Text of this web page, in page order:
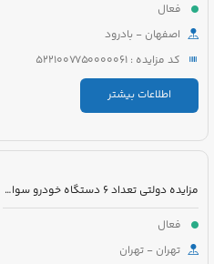
فعال
اصفهان - بادرود
کد مزایده : 5221007750000061
اطلاعات بیشتر
مزایده دولتی تعداد 6 دستگاه خودرو سواری تویوتا کرولا PIONEER هیبرید 1800cc مدل 2023
فعال
تهران - تهران